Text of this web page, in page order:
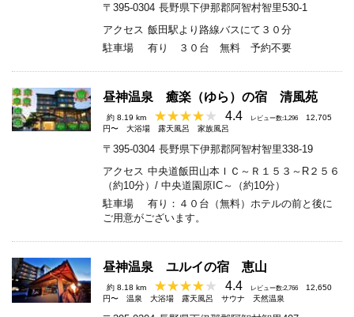
〒395-0304 長野県下伊那郡阿智村智里530-1
アクセス 飯田駅より路線バスにて３０分
駐車場
有り ３０台 無料 予約不要
昼神温泉 癒楽（ゆら）の宿 清風苑
約 8.19 km 4.4 レビュー数:1,296
12,705
円〜
大浴場 露天風呂 家族風呂
〒395-0304 長野県下伊那郡阿智村智里338-19
アクセス 中央道飯田山本ＩＣ～Ｒ１５３～R２５６
（約10分）/ 中央道園原IC～（約10分）
駐車場
有り：４０台（無料）ホテルの前と後に
ご用意がございます。
昼神温泉 ユルイの宿 恵山
約 8.18 km 4.4 レビュー数:2,766
12,650
円〜
温泉 大浴場 露天風呂 サウナ 天然温泉